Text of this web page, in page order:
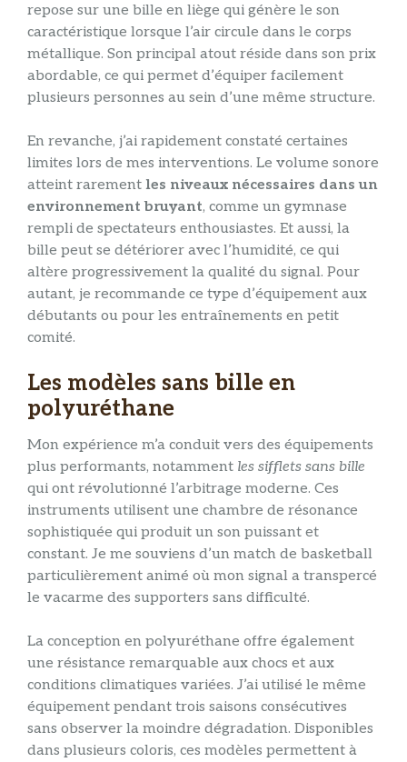
repose sur une bille en liège qui génère le son
caractéristique lorsque l’air circule dans le corps
métallique. Son principal atout réside dans son prix
abordable, ce qui permet d’équiper facilement
plusieurs personnes au sein d’une même structure.
En revanche, j’ai rapidement constaté certaines
limites lors de mes interventions. Le volume sonore
atteint rarement les niveaux nécessaires dans un
environnement bruyant, comme un gymnase
rempli de spectateurs enthousiastes. Et aussi, la
bille peut se détériorer avec l’humidité, ce qui
altère progressivement la qualité du signal. Pour
autant, je recommande ce type d’équipement aux
débutants ou pour les entraînements en petit
comité.
Les modèles sans bille en
polyuréthane
Mon expérience m’a conduit vers des équipements
plus performants, notamment les sifflets sans bille
qui ont révolutionné l’arbitrage moderne. Ces
instruments utilisent une chambre de résonance
sophistiquée qui produit un son puissant et
constant. Je me souviens d’un match de basketball
particulièrement animé où mon signal a transpercé
le vacarme des supporters sans difficulté.
La conception en polyuréthane offre également
une résistance remarquable aux chocs et aux
conditions climatiques variées. J’ai utilisé le même
équipement pendant trois saisons consécutives
sans observer la moindre dégradation. Disponibles
dans plusieurs coloris, ces modèles permettent à